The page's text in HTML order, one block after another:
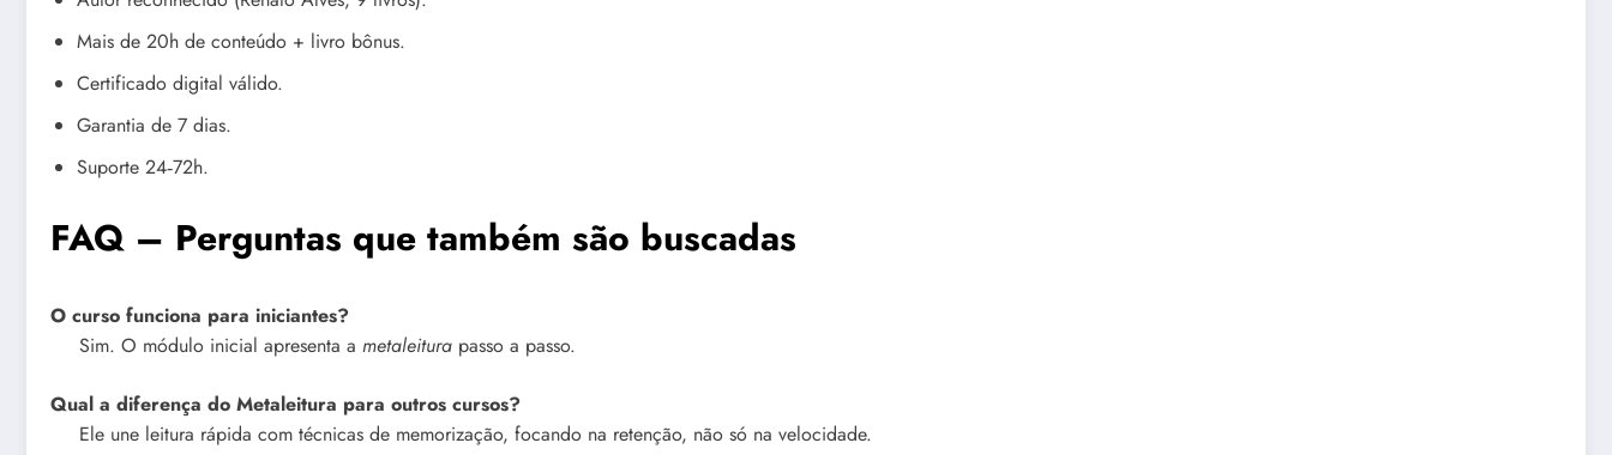
Mais de 20h de conteúdo + livro bônus.
Certificado digital válido.
Garantia de 7 dias.
Suporte 24‑72h.
FAQ – Perguntas que também são buscadas
O curso funciona para iniciantes?
Sim. O módulo inicial apresenta a metaleitura passo a passo.
Qual a diferença do Metaleitura para outros cursos?
Ele une leitura rápida com técnicas de memorização, focando na retenção, não só na velocidade.